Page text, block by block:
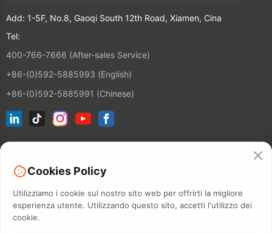
Add: 1-5F, No.8, Gaoqi South 12th Road, Xiamen, Cina
Tel:
400-766-7666 (After-sales Service)
+86-(0)592-5885993 (English)
+86-(0)592-5885991 (Chinese)
Cookies Policy
Utilizziamo i cookie sul nostro sito web per offrirti la migliore
esperienza utente. Utilizzando questo sito, accetti l'utilizzo dei
cookie.